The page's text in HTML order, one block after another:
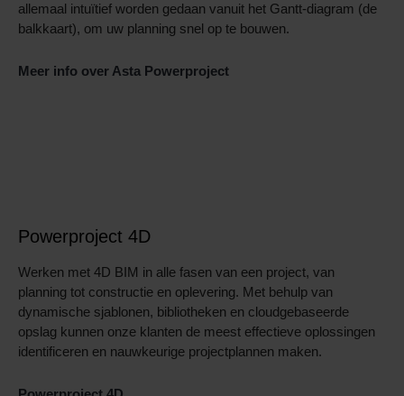
allemaal intuïtief worden gedaan vanuit het Gantt-diagram (de
balkkaart), om uw planning snel op te bouwen.
Meer info over Asta Powerproject
Powerproject 4D
Werken met 4D BIM in alle fasen van een project, van
planning tot constructie en oplevering. Met behulp van
dynamische sjablonen, bibliotheken en cloudgebaseerde
opslag kunnen onze klanten de meest effectieve oplossingen
identificeren en nauwkeurige projectplannen maken.